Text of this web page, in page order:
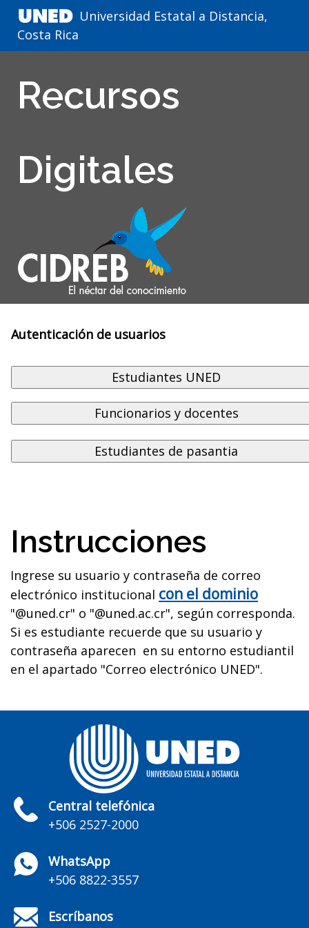
Universidad Estatal a Distancia,
Costa Rica
Recursos
Digitales
Autenticación de usuarios
Instrucciones
Ingrese su usuario y contraseña de correo
electrónico institucional con el dominio
"@uned.cr" o "@uned.ac.cr", según corresponda.
Si es estudiante recuerde que su usuario y
contraseña aparecen en su entorno estudiantil
en el apartado "Correo electrónico UNED".
Central telefónica
+506 2527-2000
WhatsApp
+506 8822-3557
Escríbanos